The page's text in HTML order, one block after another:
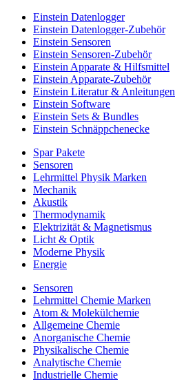
Einstein Datenlogger
Einstein Datenlogger-Zubehör
Einstein Sensoren
Einstein Sensoren-Zubehör
Einstein Apparate & Hilfsmittel
Einstein Apparate-Zubehör
Einstein Literatur & Anleitungen
Einstein Software
Einstein Sets & Bundles
Einstein Schnäppchenecke
Spar Pakete
Sensoren
Lehrmittel Physik Marken
Mechanik
Akustik
Thermodynamik
Elektrizität & Magnetismus
Licht & Optik
Moderne Physik
Energie
Sensoren
Lehrmittel Chemie Marken
Atom & Molekülchemie
Allgemeine Chemie
Anorganische Chemie
Physikalische Chemie
Analytische Chemie
Industrielle Chemie